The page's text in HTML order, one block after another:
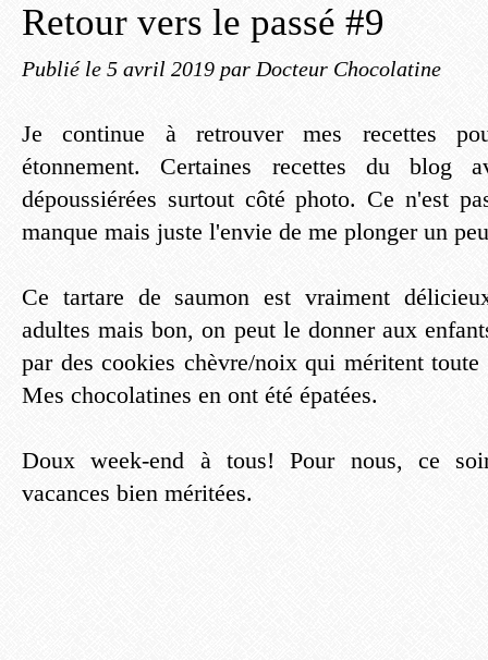
Retour vers le passé #9
Publié le 5 avril 2019 par Docteur Chocolatine
Je continue à retrouver mes recettes
étonnement. Certaines recettes du blog
dépoussiérées surtout côté photo. Ce n'est
manque mais juste l'envie de me plonger un
Ce tartare de saumon est vraiment
adultes mais bon, on peut le donner aux
par des cookies chèvre/noix qui méritent
Mes chocolatines en ont été épatées.
Doux week-end à tous! Pour nous, ce
vacances bien méritées.